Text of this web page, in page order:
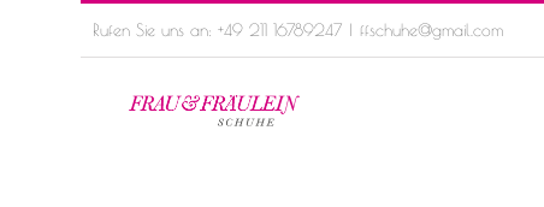
Rufen Sie uns an: +49 211 16789247 | ffschuhe@gmail.com